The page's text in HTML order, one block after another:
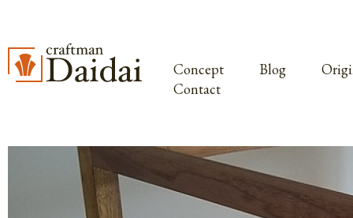
Concept Blog
Contact